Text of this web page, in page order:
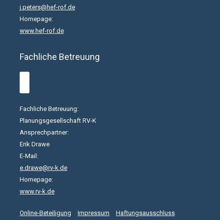
j.peters@hef-rof.de
Homepage:
www.hef-rof.de
Fachliche Betreuung
Fachliche Betreuung:
Planungsgesellschaft RV-K
Ansprechpartner:
Erik Drawe
E-Mail:
e.drawe@rv-k.de
Homepage:
www.rv-k.de
Online-Beteiligung Impressum
Haftungsausschluss